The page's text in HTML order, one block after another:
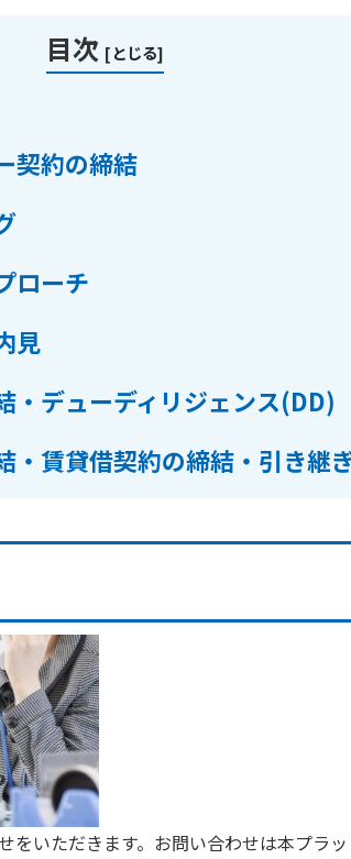
目次 [とじる]
契約の締結
ローチ
見
・デューディリジェンス(DD)
・賃貸借契約の締結・引き継
をいただきます。お問い合わせは本プラ